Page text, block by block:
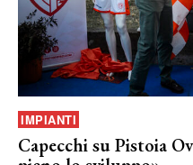
IMPIANTI
Capecchi su Pistoia